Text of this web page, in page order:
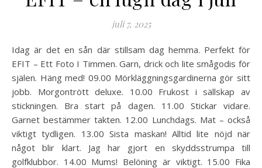
juli 7, 2025
Idag är det en sån där stillsam dag hemma. Perfekt för
EFIT – Ett Foto I Timmen. Garn, drick och lite smågodis för
själen. Häng med! 09.00 Mörkläggningsgardinerna gör sitt
jobb. Morgontrött deluxe. 10.00 Frukost i sällskap av
stickningen. Bra start på dagen. 11.00 Stickar vidare.
Garnet bestämmer takten. 12.00 Lunchdags. Mat – också
viktigt tydligen. 13.00 Sista maskan! Alltid lite nöjd när
något blir klart. Jag har gjort en skyddsstrumpa till
golfklubbor. 14.00 Mums! Belöning är viktigt. 15.00 Fika